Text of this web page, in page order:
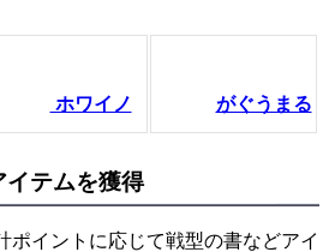
ホワイノ がぐうまる
イテムを獲得
ポイントに応じて戦型の書などアイ